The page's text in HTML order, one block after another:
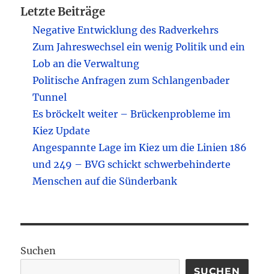
Letzte Beiträge
Negative Entwicklung des Radverkehrs
Zum Jahreswechsel ein wenig Politik und ein
Lob an die Verwaltung
Politische Anfragen zum Schlangenbader
Tunnel
Es bröckelt weiter – Brückenprobleme im
Kiez Update
Angespannte Lage im Kiez um die Linien 186
und 249 – BVG schickt schwerbehinderte
Menschen auf die Sünderbank
Suchen
SUCHEN